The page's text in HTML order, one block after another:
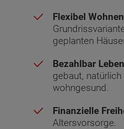
Flexibel Wohnen
geplanten
Bezahlbar Leben
gebaut,
wohngesund.
Finanzielle
Altersvorsorge.